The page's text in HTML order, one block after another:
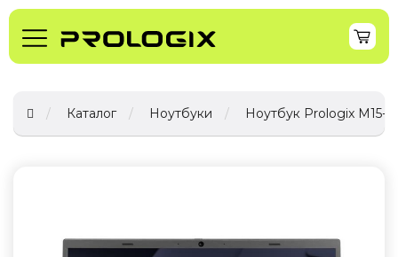
Каталог Ноутбуки Ноутбук Prologix M15-